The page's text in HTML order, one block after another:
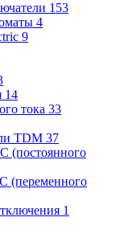
153
4
9
14
тока 33
TDM 37
(постоянного
(переменного
1